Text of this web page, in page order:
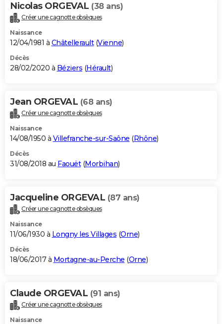
Nicolas ORGEVAL (38 ans)
Créer une cagnotte obsèques
Naissance
12/04/1981 à Châtellerault(Vienne)
Décès
28/02/2020 à Béziers (Hérault)
Jean ORGEVAL (68 ans)
Créer une cagnotte obsèques
Naissance
14/08/1950 à Villefranche-sur-Saône (Rhône)
Décès
31/08/2018 au Faouët(Morbihan)
Jacqueline ORGEVAL (87 ans)
Créer une cagnotte obsèques
Naissance
11/06/1930 à Longny les Villages (Orne)
Décès
18/06/2017 à Mortagne-au-Perche (Orne)
Claude ORGEVAL (91 ans)
Créer une cagnotte obsèques
Naissance